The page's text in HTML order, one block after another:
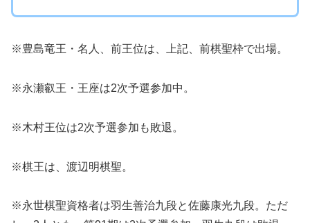
※豊島竜王・名人、前王位は、上記、前棋聖枠で出場。
※永瀬叡王・王座は2次予選参加中。
※木村王位は2次予選参加も敗退。
※棋王は、渡辺明棋聖。
※永世棋聖資格者は羽生善治九段と佐藤康光九段。ただ